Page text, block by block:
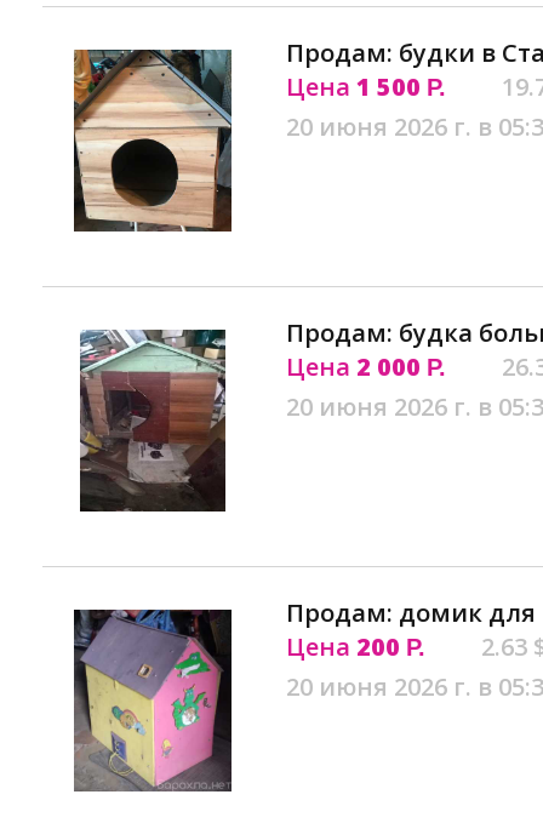
Продам: будки в
Цена 1 500 Р.
20 июня 2026 г. в
Продам: будка
Цена 2 000 Р.
20 июня 2026 г. в
Продам: домик для
Цена 200 Р.
2.63
20 июня 2026 г. в